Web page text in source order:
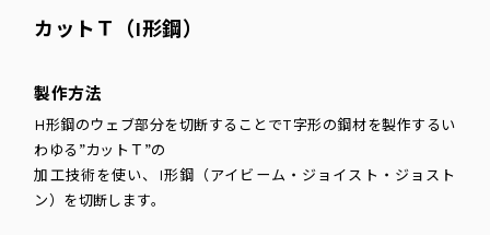
カットＴ（I形鋼）
製作方法
H形鋼のウェブ部分を切断することでT字形の鋼材を製作するい
わゆる”カットＴ”の
加工技術を使い、I形鋼（アイビーム・ジョイスト・ジョスト
ン）を切断します。